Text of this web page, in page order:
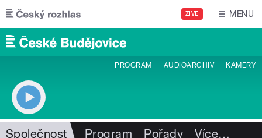
Přejít k hlavnímu obsahu
ŽIVĚ MENU
PROGRAM AUDIOARCHIV KAMERY
Společnost Program Pořady Více…